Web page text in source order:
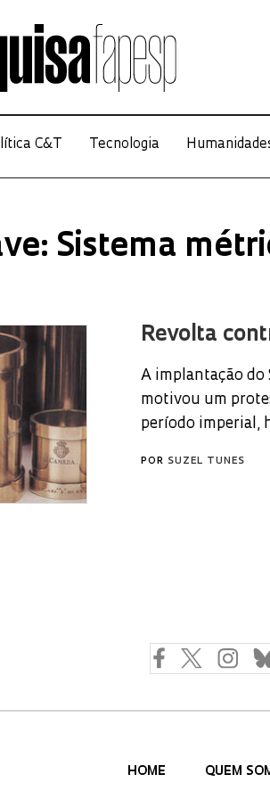
C&T Tecnologia
Sistema
Revolta
A implantação do
motivou um
período imperial,
POR SUZEL TUNES
HOME QUEM